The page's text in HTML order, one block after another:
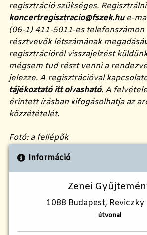
regisztráció szükséges.
koncertregisztracio@fszek.hue-
(06-1) 411-5011-es telefonszámon
résztvevők létszámának
regisztrációról visszajelzést
mégsem tud részt venni a
jelezze. A regisztrációval
tájékoztató itt olvasható. A
érintett írásban kifogásolhatja az
közzétételét.
Fotó: a fellépők
Információ
Zenei
1088 Budapest, Reviczky
útvonal